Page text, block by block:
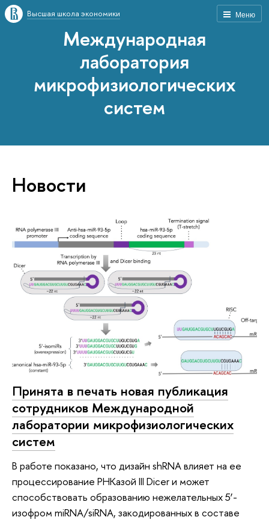
Меню
Высшая школа экономики
Международная
лаборатория
микрофизиологических
систем
Новости
Принята в печать новая публикация
сотрудников Международной
лаборатории микрофизиологических
систем
В работе показано, что дизайн shRNA влияет на ее
процессирование РНКазой III Dicer и может
способствовать образованию нежелательных 5’-
изофром miRNA/siRNA, закодированных в составе